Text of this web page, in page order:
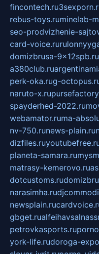
fincontech.ru
rebus-toys.ruminelab-
seo-prodvizhenie-
card-voice.ru
domizbrusa-9x12spb.ru
a380club.ru
perk-oka.rug-
naruto-x.ru
spayderhed-2022.ru
webamator.ruma-
nv-750.runews-plain.ru
dizfiles.ru
planeta-samara.ru
matrasy-kemerovo.ru
dotcustoms.ru
narasimha.ru
newsplain.ru
gbget.ru
petrovkasports.ru
york-life.rudoroga-